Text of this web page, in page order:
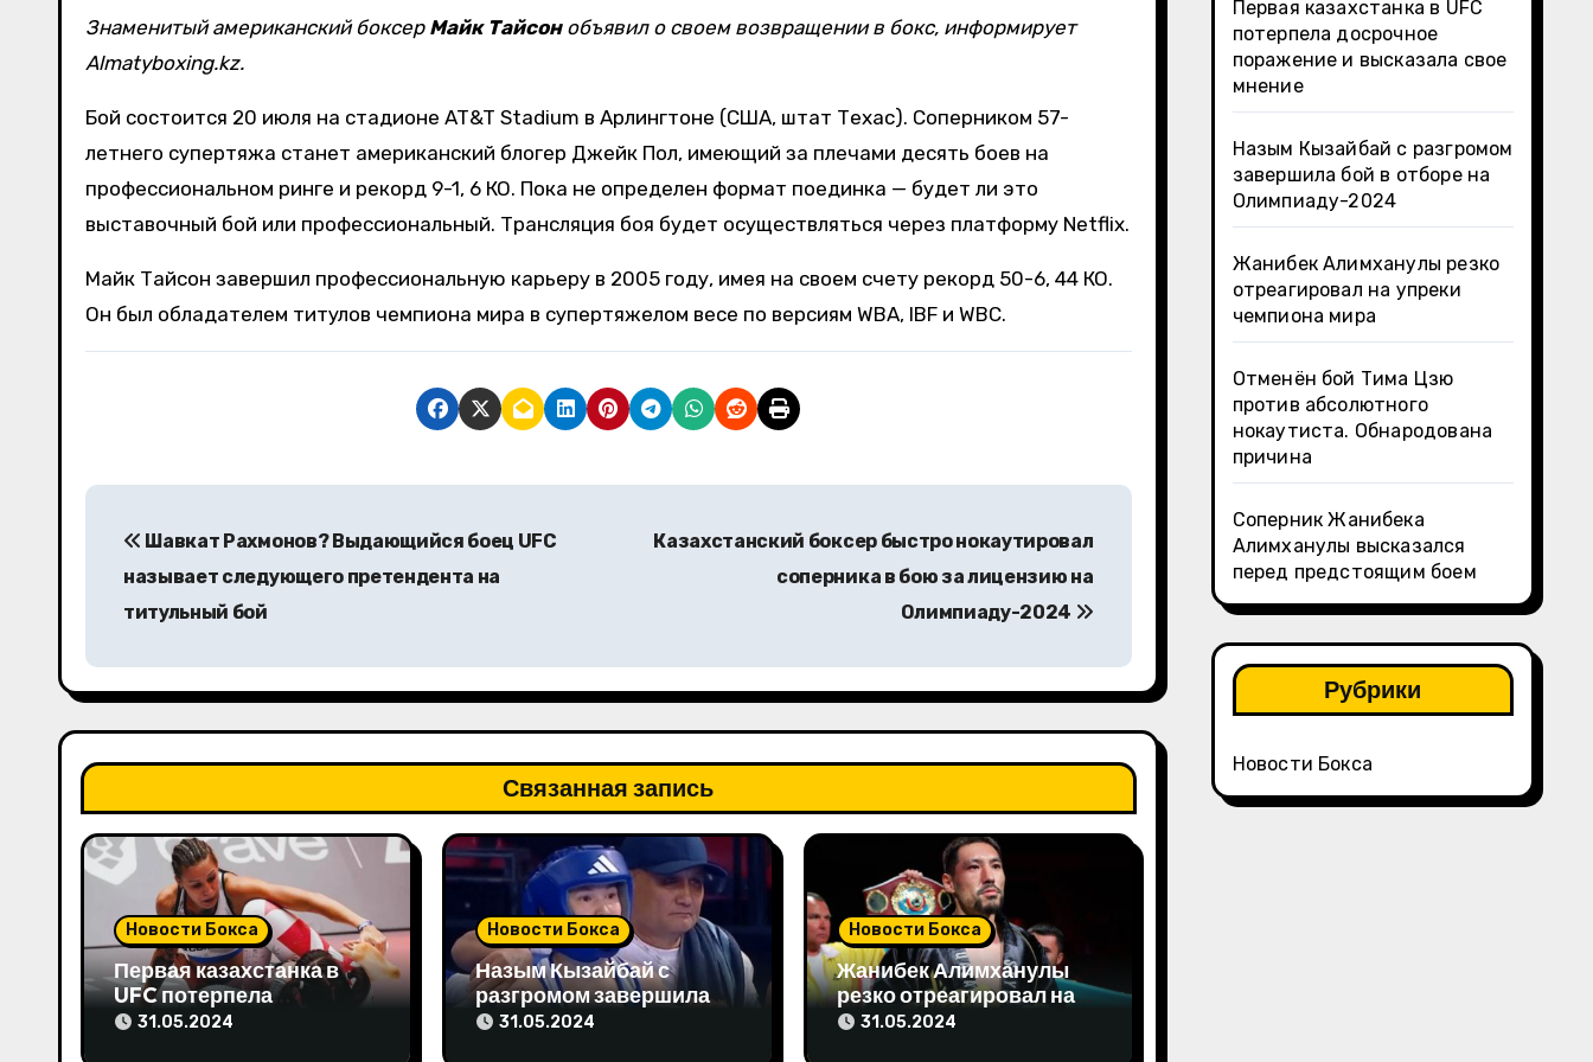
Знаменитый американский боксер Майк Тайсонобъявил о своем возвращении в бокс, информирует
Almatyboxing.kz.
Бой состоится 20 июля на стадионе AT&T Stadium в Арлингтоне (США, штат Техас). Соперником 57-
летнего супертяжа станет американский блогер Джейк Пол, имеющий за плечами десять боев на
профессиональном ринге и рекорд 9-1, 6 КО. Пока не определен формат поединка — будет ли это
выставочный бой или профессиональный. Трансляция боя будет осуществляться через платформу Netflix.
Майк Тайсон завершил профессиональную карьеру в 2005 году, имея на своем счету рекорд 50-6, 44 КО.
Он был обладателем титулов чемпиона мира в супертяжелом весе по версиям WBA, IBF и WBC.
Н
и
г
а
ц
и
я
п
о
Шавкат Рахмонов? Выдающийся боец UFC
называет следующего претендента на
титульный бой
Казахстанский боксер быстро нокаутировал
соперника в бою за лицензию на
Олимпиаду-2024
Связанная запись
Новости Бокса
Первая казахстанка в
UFC потерпела
досрочное поражение и
31.05.2024
Новости Бокса
Назым Кызайбай с
разгромом завершила
бой в отборе на
31.05.2024
Новости Бокса
Жанибек Алимханулы
резко отреагировал на
упреки чемпиона мира
31.05.2024
Первая казахстанка в UFC
потерпела досрочное
поражение и высказала свое
мнение
Назым Кызайбай с разгромом
завершила бой в отборе на
Олимпиаду-2024
Жанибек Алимханулы резко
отреагировал на упреки
чемпиона мира
Отменён бой Тима Цзю
против абсолютного
нокаутиста. Обнародована
причина
Соперник Жанибека
Алимханулы высказался
перед предстоящим боем
Рубрики
Новости Бокса